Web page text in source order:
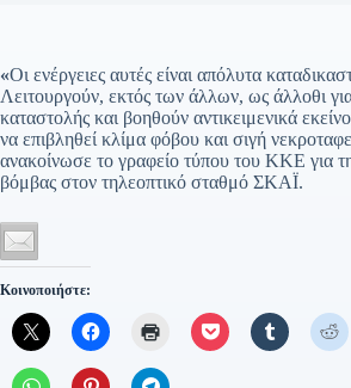
«Οι ενέργειες αυτές είναι απόλυτα
Λειτουργούν, εκτός των άλλων, ως άλλοθι
καταστολής και βοηθούν αντικειμενικά
να επιβληθεί κλίμα φόβου και σιγή
ανακοίνωσε το γραφείο τύπου του ΚΚΕ για
βόμβας στον τηλεοπτικό σταθμό ΣΚΑΪ.
Κοινοποιήστε: